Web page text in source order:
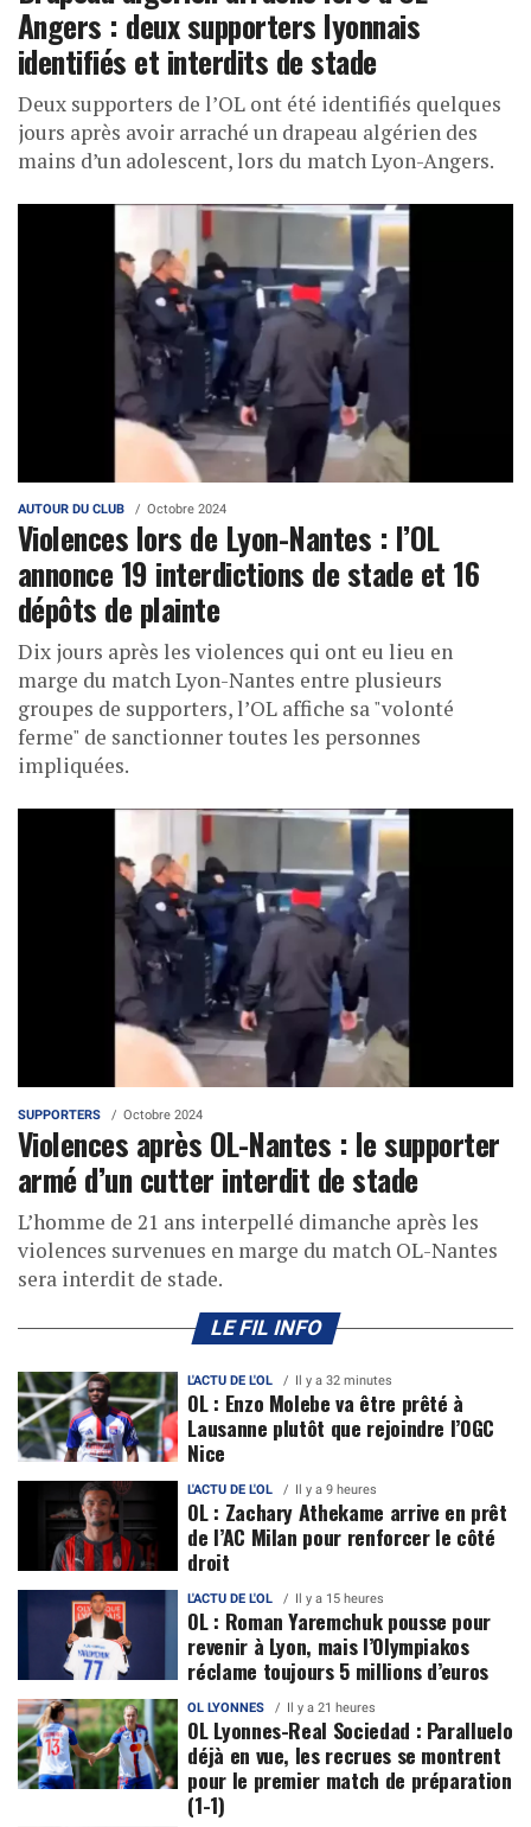
Angers : deux supporters lyonnais
identifiés et interdits de stade
Deux supporters de l’OL ont été identifiés quelques
jours après avoir arraché un drapeau algérien des
mains d’un adolescent, lors du match Lyon-Angers.
AUTOUR DU CLUB Octobre 2024
Violences lors de Lyon-Nantes : l’OL
annonce 19 interdictions de stade et 16
dépôts de plainte
Dix jours après les violences qui ont eu lieu en
marge du match Lyon-Nantes entre plusieurs
groupes de supporters, l’OL affiche sa "volonté
ferme" de sanctionner toutes les personnes
impliquées.
SUPPORTERS Octobre 2024
Violences après OL-Nantes : le supporter
armé d’un cutter interdit de stade
L’homme de 21 ans interpellé dimanche après les
violences survenues en marge du match OL-Nantes
sera interdit de stade.
LE FIL INFO
L'ACTU DE L'OL Il y a 32 minutes
OL : Enzo Molebe va être prêté à
Lausanne plutôt que rejoindre l’OGC
Nice
L'ACTU DE L'OL Il y a 9 heures
OL : Zachary Athekame arrive en prêt
de l’AC Milan pour renforcer le côté
droit
L'ACTU DE L'OL Il y a 15 heures
OL : Roman Yaremchuk pousse pour
revenir à Lyon, mais l’Olympiakos
réclame toujours 5 millions d’euros
OL LYONNES Il y a 21 heures
OL Lyonnes-Real Sociedad : Paralluelo
déjà en vue, les recrues se montrent
pour le premier match de préparation
(1-1)